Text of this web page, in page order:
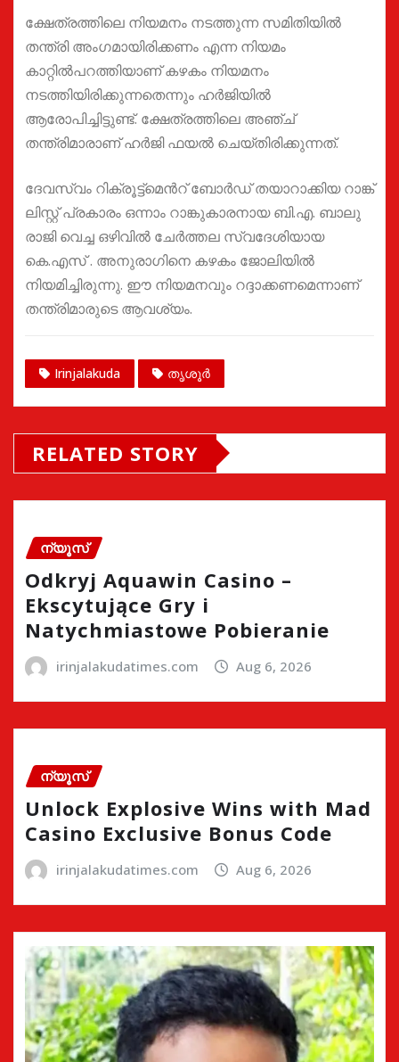
ക്ഷേത്രത്തിലെ നിയമനം നടത്തുന്ന സമിതിയിൽ
തന്ത്രി അംഗമായിരിക്കണം എന്ന നിയമം
കാറ്റിൽപറത്തിയാണ് കഴകം നിയമനം
നടത്തിയിരിക്കുന്നതെന്നും ഹർജിയിൽ
ആരോപിച്ചിട്ടുണ്ട്. ക്ഷേത്രത്തിലെ അഞ്ച്
തന്ത്രിമാരാണ് ഹർജി ഫയൽ ചെയ്തിരിക്കുന്നത്.
ദേവസ്വം റിക്രൂട്ട്മെന്‍റ് ബോർഡ് തയാറാക്കിയ റാങ്ക്
ലിസ്റ്റ് പ്രകാരം ഒന്നാം റാങ്കുകാരനായ ബി.എ. ബാലു
രാജി വെച്ച ഒഴിവിൽ ചേർത്തല സ്വദേശിയായ
കെ.എസ് . അനുരാഗിനെ കഴകം ജോലിയിൽ
നിയമിച്ചിരുന്നു. ഈ നിയമനവും റദ്ദാക്കണമെന്നാണ്
തന്ത്രിമാരുടെ ആവശ്യം.
Irinjalakuda തൃശൂർ
RELATED STORY
ന്യൂസ്
Odkryj Aquawin Casino –
Ekscytujące Gry i
Natychmiastowe Pobieranie
irinjalakudatimes.com Aug 6, 2026
ന്യൂസ്
Unlock Explosive Wins with Mad
Casino Exclusive Bonus Code
irinjalakudatimes.com Aug 6, 2026